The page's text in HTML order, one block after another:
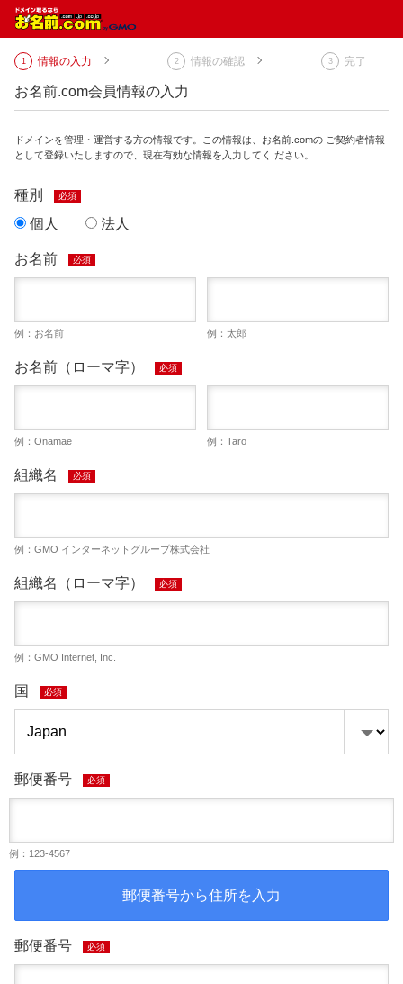
情報の入力 情報の確認 完了
お名前.com会員情報の入力
ドメインを管理・運営する方の情報です。この情報は、お名前.comの ご契約者情報
として登録いたしますので、現在有効な情報を入力してく ださい。
種別 必須
個人 法人
お名前 必須
例：お名前 例：太郎
お名前（ローマ字） 必須
例：Onamae 例：Taro
組織名 必須
例：GMO インターネットグループ株式会社
組織名（ローマ字） 必須
例：GMO Internet, Inc.
国 必須
郵便番号 必須
例：123-4567
郵便番号から住所を入力
郵便番号 必須